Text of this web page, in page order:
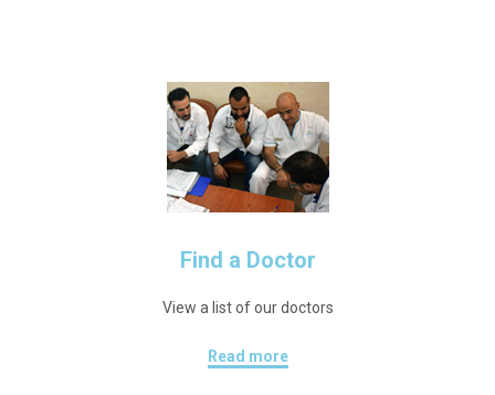
Find a Doctor
View a list of our doctors
Read more